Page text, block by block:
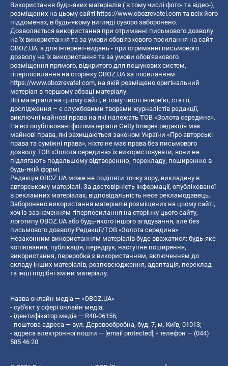
Використання будь-яких матеріалів ( в тому числі фото- та відео-),
розміщених на цьому сайті https://www.obozrevatel.com та всіх його
піддоменах, в будь-якому вигляді суворо заборонено.
Дозволяється використання при отриманні письмового дозволу
на їх використання та за умови обов'язкового посилання на сайт
OBOZ.UA, а для інтернет-видань - при отриманні письмового
дозволу на їх використання та за умови обов'язкового
розміщення прямого, відкритого для пошукових систем,
гіперпосилання на сторінку OBOZ.UA за посиланням
https://www.obozrevatel.com, на якій розміщено оригінальний
матеріал в першому абзаці матеріалу.
Всі матеріали на цьому сайті, в тому числі інтерв’ю, статті,
дослідження – є службовими творами журналістів редакції,
виключні майнові права на які належать ТОВ «Золота середина».
На всі опубліковані фотоматеріали Getty Images редакція має
майнові права, які захищаються законом України «Про авторські
права та суміжні права», ніхто не має права без письмового
дозволу ТОВ «Золота середина» їх використовувати, вони не
підлягають подальшому відтворенню, перекладу, поширенню в
будь-якій формі.
Редакція OBOZ.UA може не поділяти точку зору, викладену в
авторському матеріалі. За достовірність інформації, опублікованої
в рекламних матеріалах, відповідальність несе рекламодавець.
Заборонено використання матеріалів розміщених на цьому сайті,
хоч із зазначенням гіперпосилання на сторінку цього сайту,
логотипу OBOZ.UA або будь-якого іншого згадування, але без
письмового дозволу Редакції/ТОВ «Золота середина»
Незаконним використанням матеріалів буде вважатися: будь-яке
копiювання, публiкацiя, передрук, наступне поширення,
використання, переробка з використанням, включенням до
складу інших матеріалів, розповсюдження, адаптація, переклад
та інші подібні зміни матеріалу.
Назва онлайн медіа — «OBOZ.UA»
- суб'єкт у сфері онлайн медіа;
- ідентифікатор медіа — R40-06156;
- поштова адреса — вул. Деревообробна, буд. 7, м. Київ, 01013;
- адреса електронної пошти — [email protected]; - телефон — (044)
585 46 20